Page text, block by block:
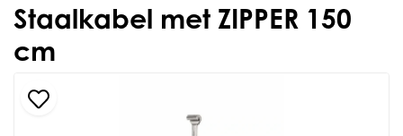
Staalkabel met ZIPPER 150
cm